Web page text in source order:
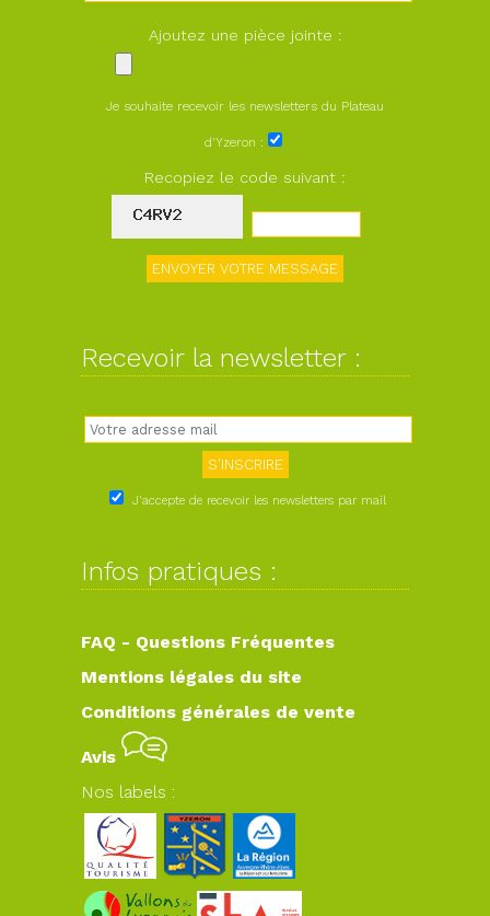
Ajoutez une pièce jointe :
Je souhaite recevoir les newsletters du Plateau
d'Yzeron :
Recopiez le code suivant :
Recevoir la newsletter :
J'accepte de recevoir les newsletters par mail
Infos pratiques :
FAQ - Questions Fréquentes
Mentions légales du site
Conditions générales de vente
Avis
Nos labels :